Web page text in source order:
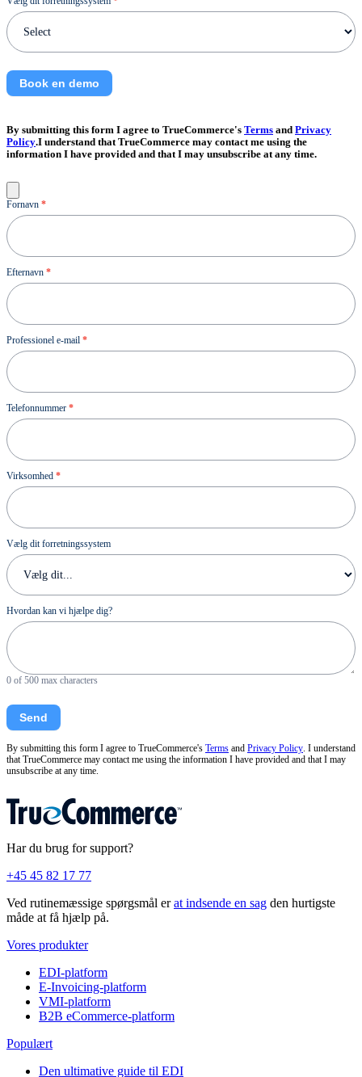
Book en demo
By submitting this form I agree to TrueCommerce's Terms and Privacy
Policy.I understand that TrueCommerce may contact me using the
information I have provided and that I may unsubscribe at any time.
Kontakt
os
Fornavn *
Efternavn *
Professionel e-mail *
Telefonnummer *
Virksomhed *
Vælg dit forretningssystem
Hvordan kan vi hjælpe dig?
0 of 500 max characters
Send
By submitting this form I agree to TrueCommerce's Terms and Privacy Policy. I understand
that TrueCommerce may contact me using the information I have provided and that I may
unsubscribe at any time.
Har du brug for support?
+45 45 82 17 77
Ved rutinemæssige spørgsmål erat indsende en sag den hurtigste
måde at få hjælp på.
Vores produkter
EDI-platform
E-Invoicing-platform
VMI-platform
B2B eCommerce-platform
Populært
Den ultimative guide til EDI